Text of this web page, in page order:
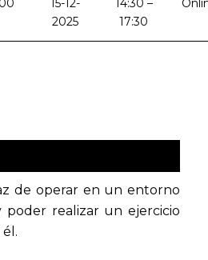
15-12-
2025
14:30 –
17:30
de operar en un entorno
poder realizar un ejercicio